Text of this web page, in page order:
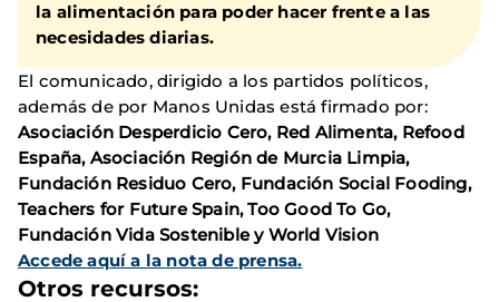
la alimentación para poder hacer frente a las
necesidades diarias.
El comunicado, dirigido a los partidos políticos,
además de por Manos Unidas está firmado por:
Asociación Desperdicio Cero, Red Alimenta, Refood
España, Asociación Región de Murcia Limpia,
Fundación Residuo Cero, Fundación Social Fooding,
Teachers for Future Spain, Too Good To Go,
Fundación Vida Sostenible y World Vision
Accede aquí a la nota de prensa.
Otros recursos: